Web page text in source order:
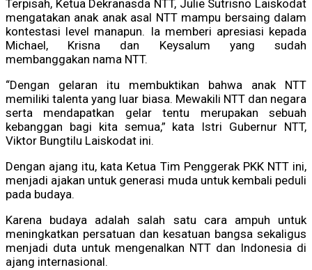
Terpisah, Ketua Dekranasda NTT, Julie Sutrisno Laiskodat
mengatakan anak anak asal NTT mampu bersaing dalam
kontestasi level manapun. Ia memberi apresiasi kepada
Michael, Krisna dan Keysalum yang sudah
membanggakan nama NTT.
“Dengan gelaran itu membuktikan bahwa anak NTT
memiliki talenta yang luar biasa. Mewakili NTT dan negara
serta mendapatkan gelar tentu merupakan sebuah
kebanggan bagi kita semua,” kata Istri Gubernur NTT,
Viktor Bungtilu Laiskodat ini.
Dengan ajang itu, kata Ketua Tim Penggerak PKK NTT ini,
menjadi ajakan untuk generasi muda untuk kembali peduli
pada budaya.
Karena budaya adalah salah satu cara ampuh untuk
meningkatkan persatuan dan kesatuan bangsa sekaligus
menjadi duta untuk mengenalkan NTT dan Indonesia di
ajang internasional.